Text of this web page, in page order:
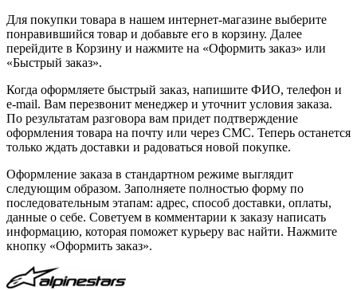
Для покупки товара в нашем интернет-магазине выберите
понравившийся товар и добавьте его в корзину. Далее
перейдите в Корзину и нажмите на «Оформить заказ» или
«Быстрый заказ».
Когда оформляете быстрый заказ, напишите ФИО, телефон и
e-mail. Вам перезвонит менеджер и уточнит условия заказа.
По результатам разговора вам придет подтверждение
оформления товара на почту или через СМС. Теперь останется
только ждать доставки и радоваться новой покупке.
Оформление заказа в стандартном режиме выглядит
следующим образом. Заполняете полностью форму по
последовательным этапам: адрес, способ доставки, оплаты,
данные о себе. Советуем в комментарии к заказу написать
информацию, которая поможет курьеру вас найти. Нажмите
кнопку «Оформить заказ».